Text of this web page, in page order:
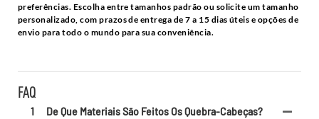
preferências. Escolha entre tamanhos padrão ou solicite um tamanho
personalizado, com prazos de entrega de 7 a 15 dias úteis e opções de
envio para todo o mundo para sua conveniência.
FAQ
1 De Que Materiais São Feitos Os Quebra-Cabeças?